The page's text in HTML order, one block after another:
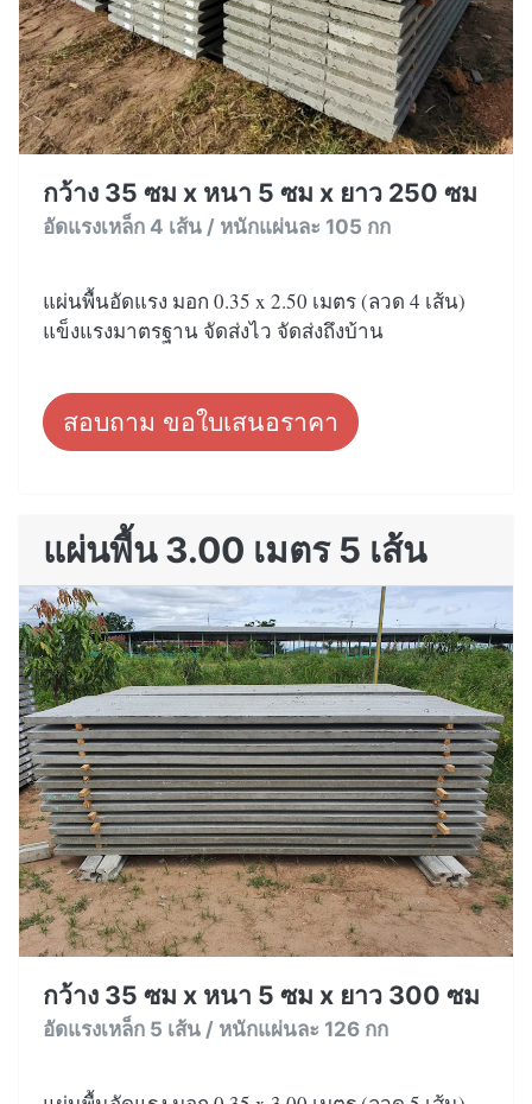
กว้าง 35 ซม x หนา 5 ซม x ยาว 250 ซม
อัดแรงเหล็ก 4 เส้น / หนักแผ่นละ 105 กก
แผ่นพื้นอัดแรง มอก 0.35 x 2.50 เมตร (ลวด 4 เส้น)
แข็งแรงมาตรฐาน จัดส่งไว จัดส่งถึงบ้าน
สอบถาม ขอใบเสนอราคา
แผ่นพื้น 3.00 เมตร 5 เส้น
กว้าง 35 ซม x หนา 5 ซม x ยาว 300 ซม
อัดแรงเหล็ก 5 เส้น / หนักแผ่นละ 126 กก